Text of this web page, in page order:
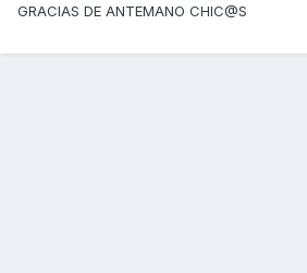
GRACIAS DE ANTEMANO CHIC@S